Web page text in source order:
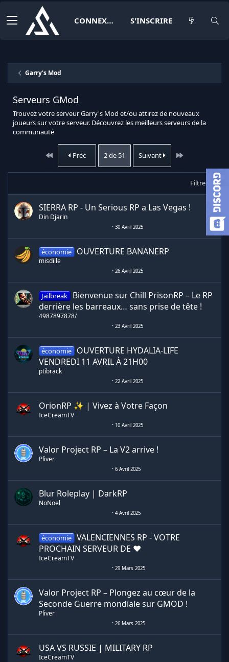
CONNEXION S'INSCRIRE
Garry's Mod
Serveurs GMod
Trouvez votre serveur Garry's Mod et/ou attirez de nouveaux
joueurs sur votre serveur. Découvrez les meilleurs serveurs de la
communauté
PremierPréc 2 de 51 Suivant Dernier
Filtrer
SIERRA RP - Un Serious RP a Las Vegas !
Din Djarin
30 Avril 2025
économie OUVERTURE BANANERP
misdille
26 Avril 2025
Jailbreak Bienvenue sur Chill PrisonRP – Le RP
derrière les barreaux… sans prise de tête !
4987897878/
23 Avril 2025
économie
OUVERTURE HYDALIA-LIFE
VENDREDI 11 AVRIL À 21H00
ptibrack
22 Avril 2025
OrionRP ✨ | Vivez à Votre Façon
IceCreamTV
10 Avril 2025
Valor Project RP – La V2 arrive !
Pliver
6 Avril 2025
Blur Roleplay | DarkRP
NoNoel
4 Avril 2025
économie VALENCIENNES RP - VOTRE
PROCHAIN SERVEUR DE ❤️
IceCreamTV
29 Mars 2025
Valor Project RP – Plongez au cœur de la
Seconde Guerre mondiale sur GMOD !
Pliver
26 Mars 2025
USA VS RUSSIE | MILITARY RP
IceCreamTV